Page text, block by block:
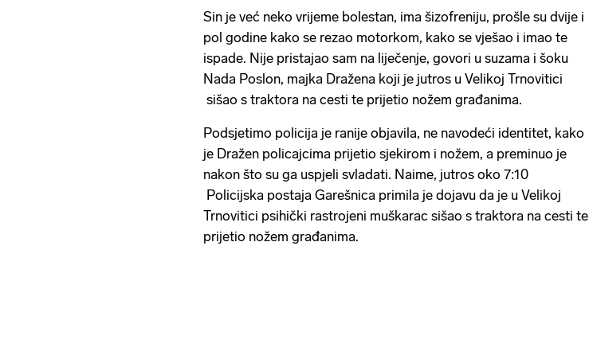
Sin je već neko vrijeme bolestan, ima šizofreniju, prošle su dvije i
pol godine kako se rezao motorkom, kako se vješao i imao te
ispade. Nije pristajao sam na liječenje, govori u suzama i šoku
Nada Poslon, majka Dražena koji je jutros u Velikoj Trnovitici
sišao s traktora na cesti te prijetio nožem građanima.
Podsjetimo policija je ranije objavila, ne navodeći identitet, kako
je Dražen policajcima prijetio sjekirom i nožem, a preminuo je
nakon što su ga uspjeli svladati. Naime, jutros oko 7:10
Policijska postaja Garešnica primila je dojavu da je u Velikoj
Trnovitici psihički rastrojeni muškarac sišao s traktora na cesti te
prijetio nožem građanima.